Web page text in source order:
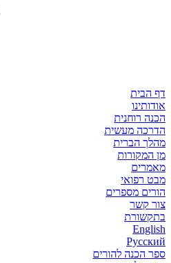
דף הבית
אודותינו
הכנה רוחנית
הדרכה מעשית
מהלך הברית
מן המקורות
מאמרים
מבט רפואי
הורים מספרים
צור קשר
בתקשורת
English
Русский
ספר הכנה להורים